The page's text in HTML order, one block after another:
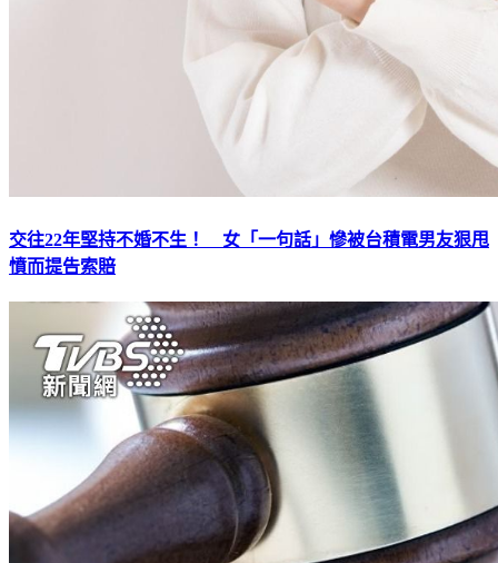
交往22年堅持不婚不生！ 女「一句話」慘被台積電男友狠甩
憤而提告索賠